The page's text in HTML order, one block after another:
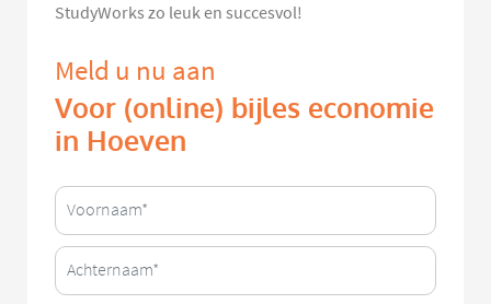
StudyWorks zo leuk en succesvol!
Meld u nu aan
Voor (online) bijles economie
in Hoeven